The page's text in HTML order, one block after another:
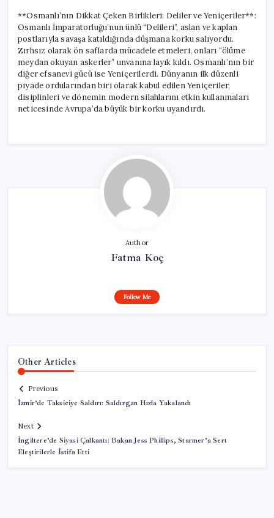
**Osmanlı’nın Dikkat Çeken Birlikleri: Deliler ve Yeniçeriler**:
Osmanlı İmparatorluğu’nun ünlü “Delileri”, aslan ve kaplan
postlarıyla savaşa katıldığında düşmana korku salıyordu.
Zırhsız olarak ön saflarda mücadele etmeleri, onları “ölüme
meydan okuyan askerler” unvanına layık kıldı. Osmanlı’nın bir
diğer efsanevi gücü ise Yeniçerilerdi. Dünyanın ilk düzenli
piyade ordularından biri olarak kabul edilen Yeniçeriler,
disiplinleri ve dönemin modern silahlarını etkin kullanmaları
neticesinde Avrupa’da büyük bir korku uyandırdı.
Author
Fatma Koç
Follow Me
Other Articles
Previous
İzmir’de Taksiciye Saldırı: Saldırgan Hızla Yakalandı
Next
İngiltere’de Siyasi Çalkantı: Bakan Jess Phillips, Starmer’a Sert
Eleştirilerle İstifa Etti